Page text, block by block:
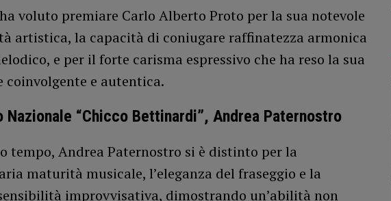
voluto premiare Carlo Alberto Proto per la sua notevole
artistica, la capacità di coniugare raffinatezza armonica
e per il forte carisma espressivo che ha reso la sua
coinvolgente e autentica.
Nazionale “Chicco Bettinardi”, Andrea Paternostro
tempo, Andrea Paternostro si è distinto per la
maturità musicale, l’eleganza del fraseggio e la
improvvisativa, dimostrando un’abilità non